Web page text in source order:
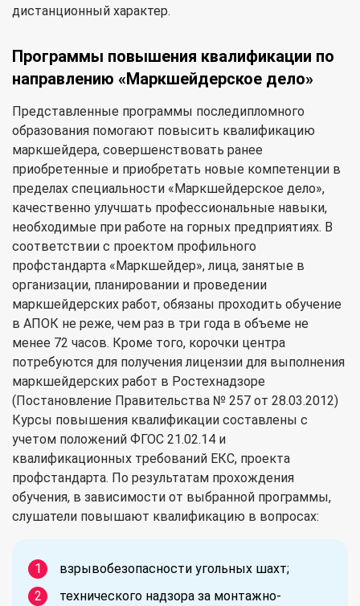
дистанционный характер.
Программы повышения квалификации по
направлению «Маркшейдерское дело»
Представленные программы последипломного
образования помогают повысить квалификацию
маркшейдера, совершенствовать ранее
приобретенные и приобретать новые компетенции в
пределах специальности «Маркшейдерское дело»,
качественно улучшать профессиональные навыки,
необходимые при работе на горных предприятиях. В
соответствии с проектом профильного
профстандарта «Маркшейдер», лица, занятые в
организации, планировании и проведении
маркшейдерских работ, обязаны проходить обучение
в АПОК не реже, чем раз в три года в объеме не
менее 72 часов. Кроме того, корочки центра
потребуются для получения лицензии для выполнения
маркшейдерских работ в Ростехнадзоре
(Постановление Правительства № 257 от 28.03.2012)
Курсы повышения квалификации составлены с
учетом положений ФГОС 21.02.14 и
квалификационных требований ЕКС, проекта
профстандарта. По результатам прохождения
обучения, в зависимости от выбранной программы,
слушатели повышают квалификацию в вопросах:
взрывобезопасности угольных шахт;
технического надзора за монтажно-